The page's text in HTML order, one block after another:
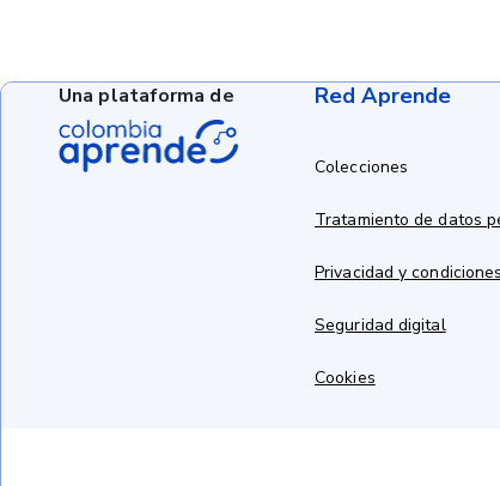
Red Aprende
Colecciones
Tratamiento de datos
Privacidad y
Seguridad digital
Cookies
Una plataforma de